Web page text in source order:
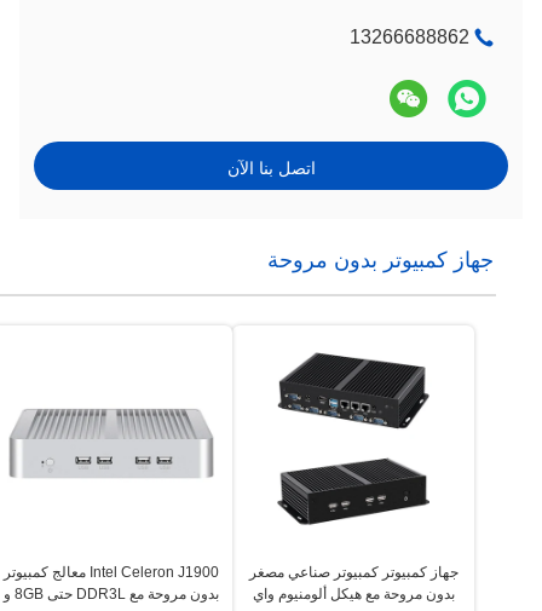
13266688862
اتصل بنا الآن
جهاز كمبيوتر بدون مروحة
جهاز كمبيوتر كمبيوتر صناعي مصغر
بدون مروحة مع هيكل ألومنيوم واي
Intel Celeron J1900 معالج كمبيوتر
بدون مروحة مع DDR3L حتى 8GB و